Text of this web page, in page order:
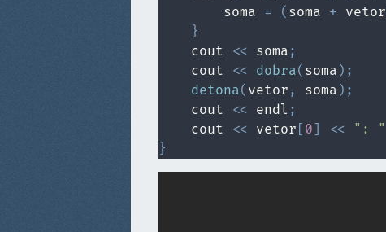
        soma
= ( soma + vetor
}
    cout
<< soma ;
    cout
<< dobra( soma ) ;
detona( vetor , soma ) ;
    cout
<< endl ;
    cout
<< vetor 0 << ": "
}